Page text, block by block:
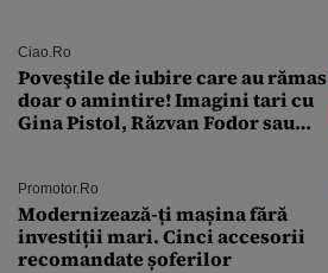
Ciao.ro
Poveştile de iubire care au rămas
doar o amintire! Imagini tari cu
Gina Pistol, Răzvan Fodor sau
Promotor.ro
Modernizează-ți mașina fără
investiții mari. Cinci accesorii
recomandate șoferilor